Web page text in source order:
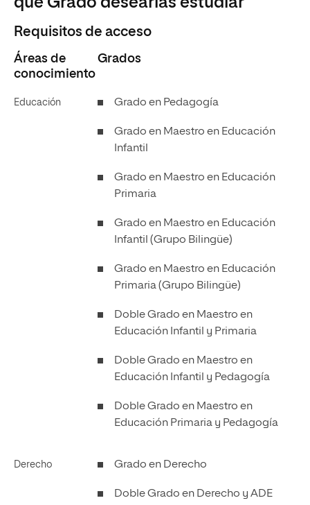
Requisitos de acceso
Áreas de
conocimiento
Grados
Educación Grado en Pedagogía
Grado en Maestro en Educación
Infantil
Grado en Maestro en Educación
Primaria
Grado en Maestro en Educación
Infantil (Grupo Bilingüe)
Grado en Maestro en Educación
Primaria (Grupo Bilingüe)
Doble Grado en Maestro en
Educación Infantil y Primaria
Doble Grado en Maestro en
Educación Infantil y Pedagogía
Doble Grado en Maestro en
Educación Primaria y Pedagogía
Derecho Grado en Derecho
Doble Grado en Derecho y ADE